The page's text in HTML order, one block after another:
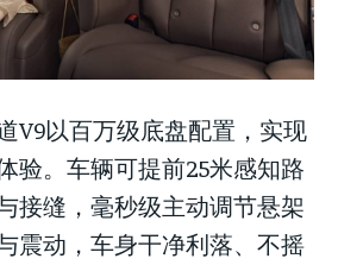
V9以百万级底盘配置，实现
验。车辆可提前25米感知路
接缝，毫秒级主动调节悬架
震动，车身干净利落、不摇